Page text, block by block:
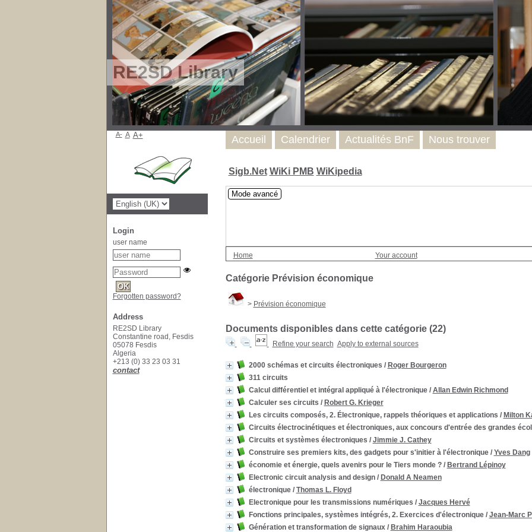
RE2SD Library
Sigb.Net WiKi PMB WiKipedia
Mode avancé
Home Your account
Catégorie Prévision économique
> Prévision économique
Documents disponibles dans cette catégorie (22)
Refine your search Apply to external sources
2000 schémas et circuits électroniques / Roger Bourgeron
311 circuits
Calcul différentiel et intégral appliqué à l'électronique/ Allan Edwin Richmond
Calculer ses circuits / Robert G. Krieger
Les circuits composés, 2. Électronique, rappels théoriques et applications / Milton
Circuits électrocinétiques et électroniques, aux concours d'entrée des grandes
Circuits et systèmes électroniques / Jimmie J. Cathey
Construire ses premiers kits, des gadgets pour s'initier à l'électronique/ Yves Dang
économie et énergie, quels avenirs pour le Tiers monde ?/ Bertrand Lépinoy
Electronic circuit analysis and design/ Donald A Neamen
électronique/ Thomas L. Floyd
Electronique pour les transmissions numériques / Jacques Hervé
Fonctions principales, systèmes intégrés, 2. Exercices d'électronique/ Jean-Marc
Génération et transformation de signaux/ Brahim Haraoubia
Accueil Calendrier Actualités BnF Nous trouver
A- A A+
Login
user name
Forgotten password?
Address
RE2SD Library
Constantine road, Fesdis
05078 Fesdis
Algeria
+213 (0) 33 23 03 31
contact